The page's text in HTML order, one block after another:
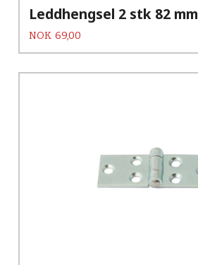
Leddhengsel 2 stk 82 mm
Pris
NOK 69,00